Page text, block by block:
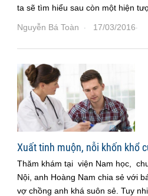
ta sẽ tìm hiểu sau còn một hiện
Nguyễn Bá Toàn · 17/03/2016·
Xuất tinh muộn, nỗi khốn khổ
Thăm khám tại viện Nam học,
Nội, anh Hoàng Nam chia sẻ với
vợ chồng anh khá suôn sẻ. Tuy